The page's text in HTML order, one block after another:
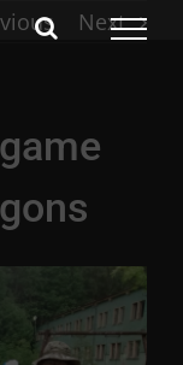
Next